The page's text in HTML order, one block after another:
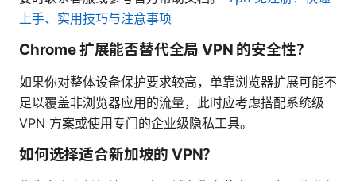
上手、实用技巧与注意事项
Chrome 扩展能否替代全局 VPN 的安全性？
如果你对整体设备保护要求较高，单靠浏览器扩展可能不
足以覆盖非浏览器应用的流量，此时应考虑搭配系统级
VPN 方案或使用专门的企业级隐私工具。
如何选择适合新加坡的 VPN？